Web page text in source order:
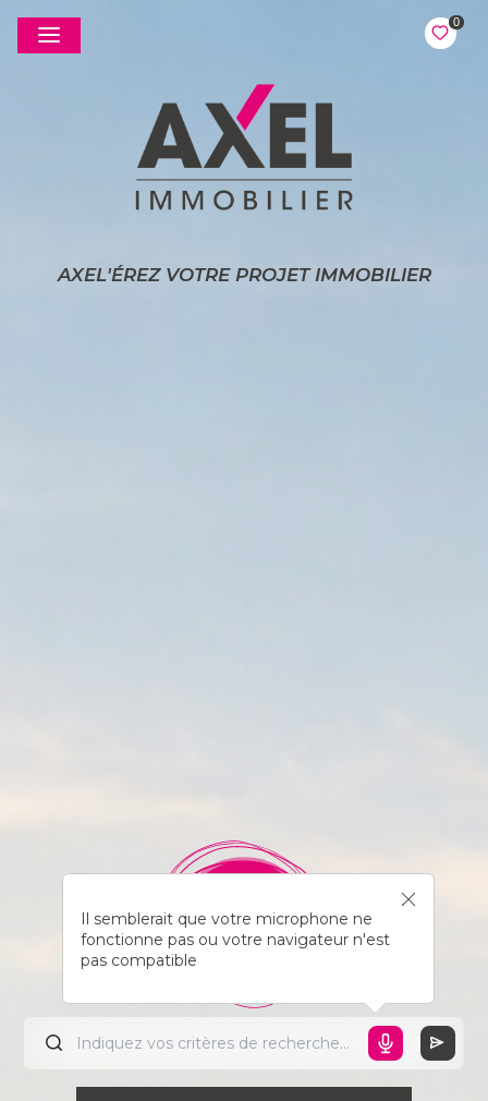
0
AXEL'ÉREZ VOTRE PROJET IMMOBILIER
Il semblerait que votre microphone ne
fonctionne pas ou votre navigateur n'est
pas compatible